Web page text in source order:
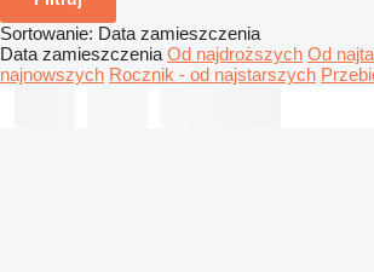
Sortowanie: Data zamieszczenia
Data zamieszczenia Od najdroższych Od
najnowszych Rocznik - od najstarszych